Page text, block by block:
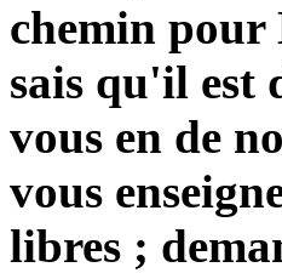
chemin pour
sais qu'il est
vous en de
vous
libres ;